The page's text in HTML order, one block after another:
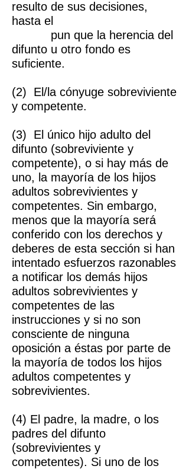
resulto de sus decisiones,
hasta el
pun que la herencia del
difunto u otro fondo es
suficiente.
(2) El/la cónyuge sobreviviente
y competente.
(3) El único hijo adulto del
difunto (sobreviviente y
competente), o si hay más de
uno, la mayoría de los hijos
adultos sobrevivientes y
competentes. Sin embargo,
menos que la mayoría será
conferido con los derechos y
deberes de esta sección si han
intentado esfuerzos razonables
a notificar los demás hijos
adultos sobrevivientes y
competentes de las
instrucciones y si no son
consciente de ninguna
oposición a éstas por parte de
la mayoría de todos los hijos
adultos competentes y
sobrevivientes.
(4) El padre, la madre, o los
padres del difunto
(sobrevivientes y
competentes). Si uno de los